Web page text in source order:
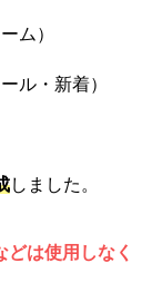
ム）
ル・新着）
しました。
は使用しなく